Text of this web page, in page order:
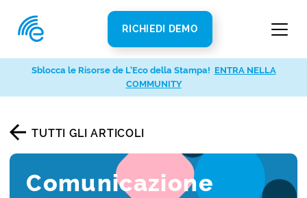
RICHIEDI DEMO
TUTTI GLI ARTICOLI
Comunicazione
Sblocca le Risorse de L’Eco della Stampa! ENTRA NELLA
COMMUNITY